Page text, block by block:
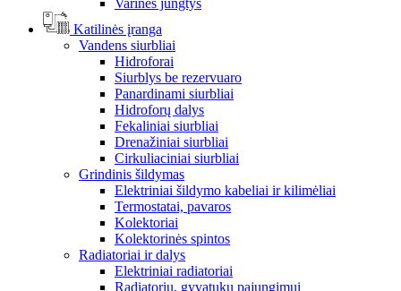
Varinės jungtys
Katilinės įranga
Vandens siurbliai
Hidroforai
Siurblys be rezervuaro
Panardinami siurbliai
Hidroforų dalys
Fekaliniai siurbliai
Drenažiniai siurbliai
Cirkuliaciniai siurbliai
Grindinis šildymas
Elektriniai šildymo kabeliai ir kilimėliai
Termostatai, pavaros
Kolektoriai
Kolektorinės spintos
Radiatoriai ir dalys
Elektriniai radiatoriai
Radiatorių, gyvatukų pajungimui